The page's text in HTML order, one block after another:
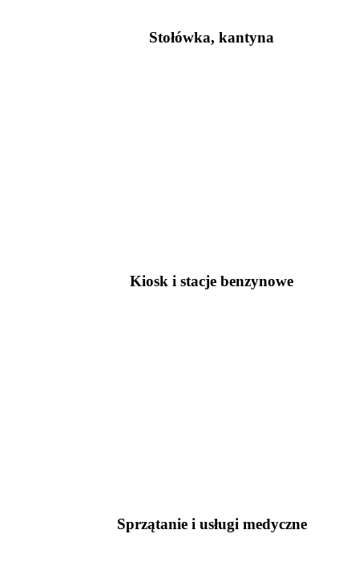
Stołówka, kantyna
Kiosk i stacje benzynowe
Sprzątanie i usługi medyczne